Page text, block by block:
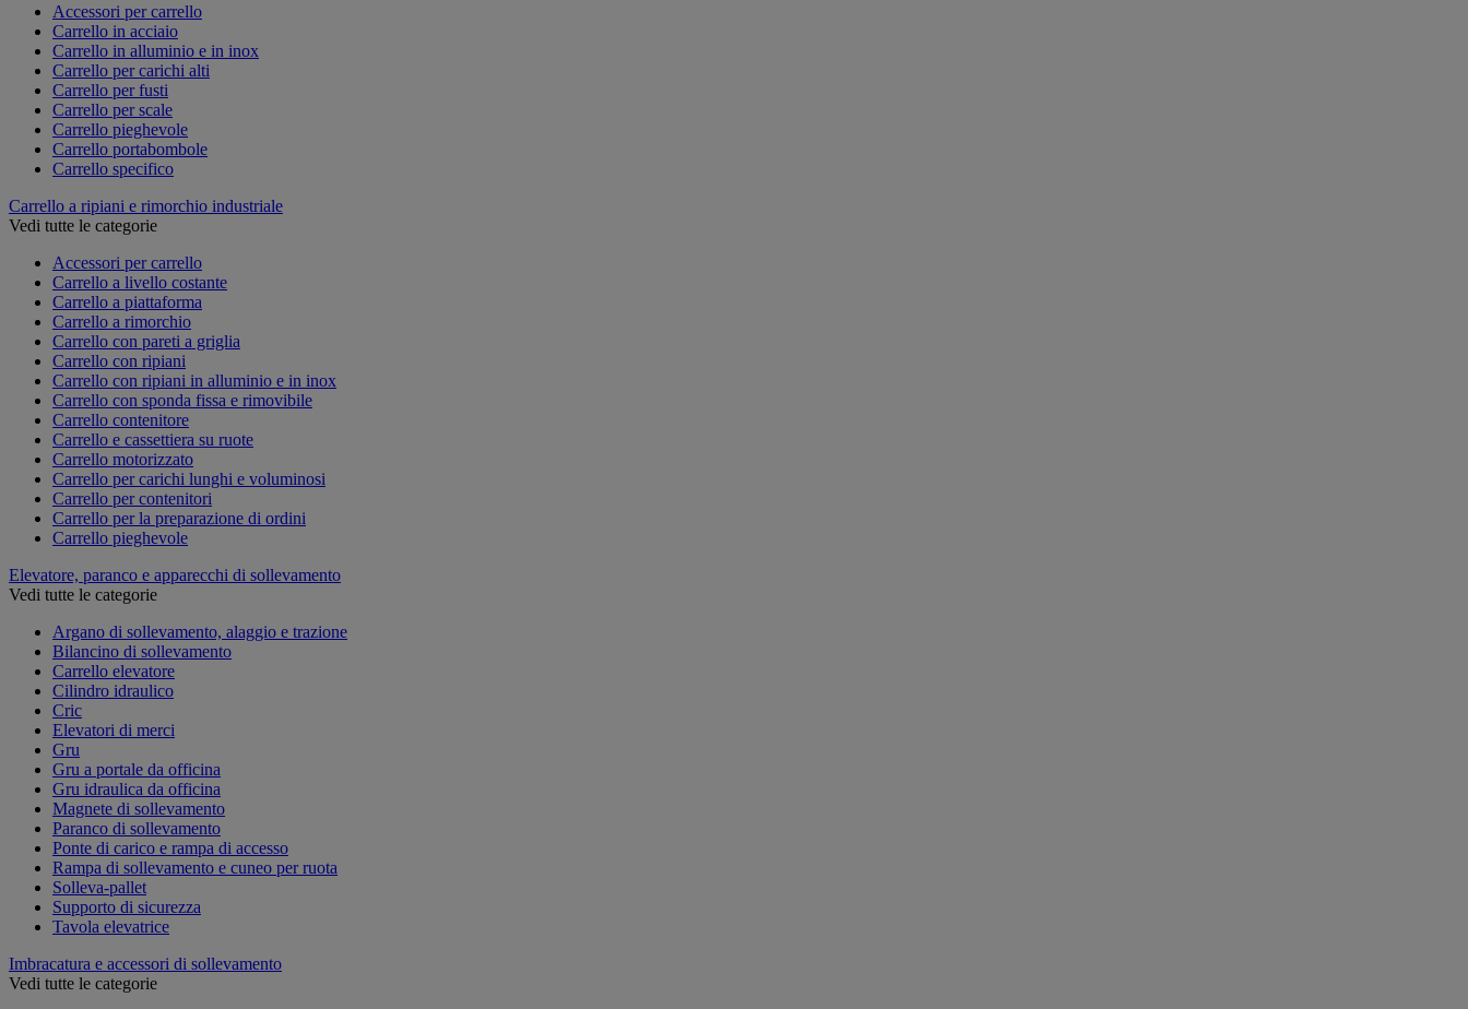
Accessori per carrello
Carrello in acciaio
Carrello in alluminio e in inox
Carrello per carichi alti
Carrello per fusti
Carrello per scale
Carrello pieghevole
Carrello portabombole
Carrello specifico
Carrello a ripiani e rimorchio industriale
Vedi tutte le categorie
Accessori per carrello
Carrello a livello costante
Carrello a piattaforma
Carrello a rimorchio
Carrello con pareti a griglia
Carrello con ripiani
Carrello con ripiani in alluminio e in inox
Carrello con sponda fissa e rimovibile
Carrello contenitore
Carrello e cassettiera su ruote
Carrello motorizzato
Carrello per carichi lunghi e voluminosi
Carrello per contenitori
Carrello per la preparazione di ordini
Carrello pieghevole
Elevatore, paranco e apparecchi di sollevamento
Vedi tutte le categorie
Argano di sollevamento, alaggio e trazione
Bilancino di sollevamento
Carrello elevatore
Cilindro idraulico
Cric
Elevatori di merci
Gru
Gru a portale da officina
Gru idraulica da officina
Magnete di sollevamento
Paranco di sollevamento
Ponte di carico e rampa di accesso
Rampa di sollevamento e cuneo per ruota
Solleva-pallet
Supporto di sicurezza
Tavola elevatrice
Imbracatura e accessori di sollevamento
Vedi tutte le categorie